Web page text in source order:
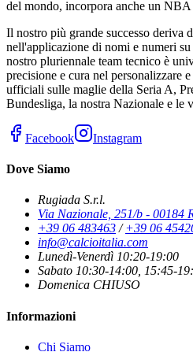
del mondo, incorpora anche un NBA
Il nostro più grande successo deriva
nell'applicazione di nomi e numeri
nostro pluriennale team tecnico è
precisione e cura nel personalizzare
ufficiali sulle maglie della Seria A,
Bundesliga, la nostra Nazionale e le
Facebook Instagram
Dove Siamo
Rugiada S.r.l.
Via Nazionale, 251/b - 00184
+39 06 483463/+39 06
info@calcioitalia.com
Lunedì-Venerdì 10:20-19:00
Sabato 10:30-14:00, 15:45-
Domenica CHIUSO
Informazioni
Chi Siamo